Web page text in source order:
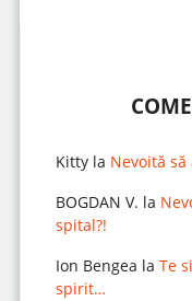
Kittyla Nevoită
BOGDAN V. la
spital?!
Ion Bengea la Te
spirit…